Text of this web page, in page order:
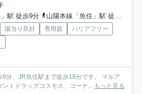
駅 徒歩9分
山陽本線「魚住」駅 徒歩19分
陽当り良好 専用庭
バリアフリー
9分、JR魚住駅まで徒歩18分です。 マルア
トドラッグコスモス、コーナ... もっと見る